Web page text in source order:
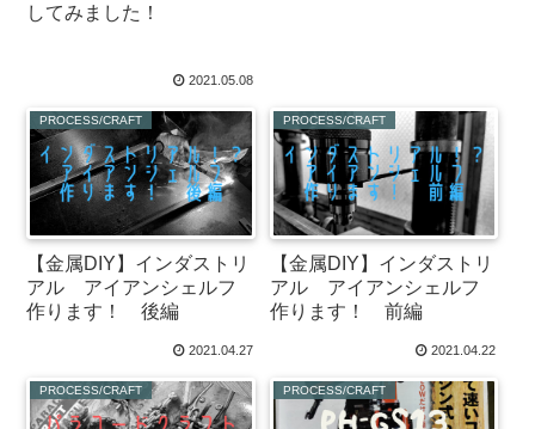
してみました！
2021.05.08
PROCESS/CRAFT
【金属DIY】インダストリ
アル アイアンシェルフ
作ります！ 後編
2021.04.27
PROCESS/CRAFT
【金属DIY】インダストリ
アル アイアンシェルフ
作ります！ 前編
2021.04.22
PROCESS/CRAFT PROCESS/CRAFT